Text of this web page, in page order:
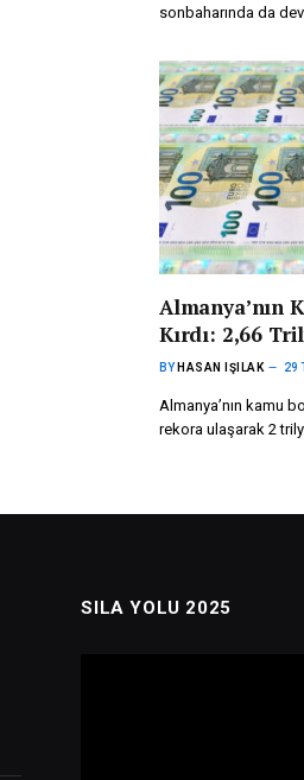
sonbaharında da
Almanya’nın
Kırdı: 2,66
BY HASAN IŞILAK 29
Almanya’nın kamu
rekora ulaşarak 2
SILA YOLU 2025